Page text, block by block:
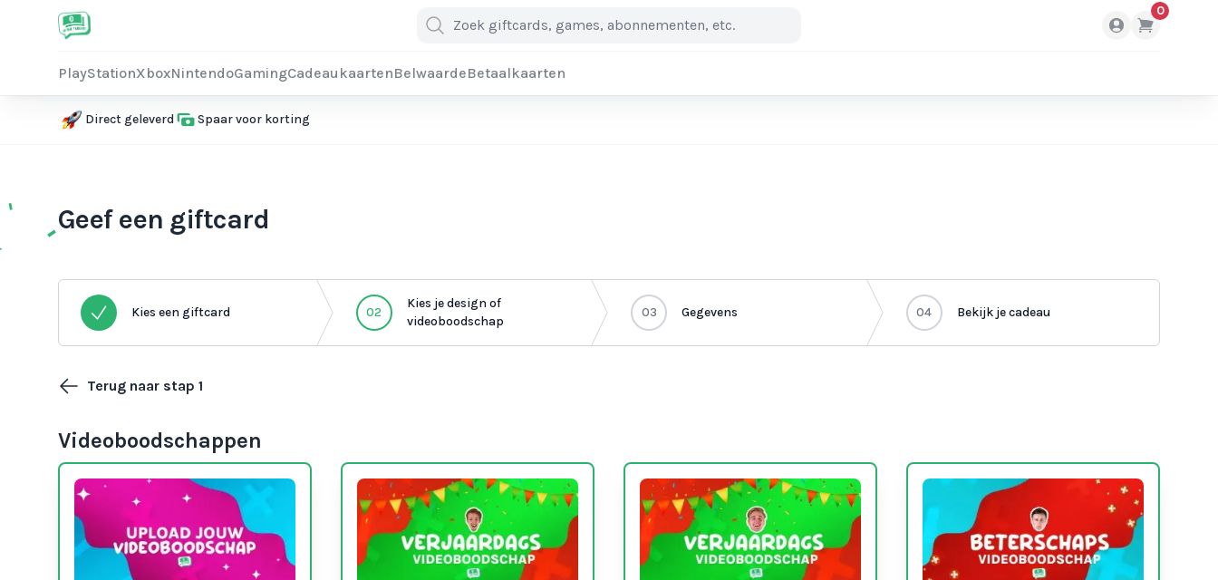
0
PlayStationXboxNintendoGamingCadeaukaartenBelwaardeBetaalkaarten
Direct geleverd Spaar voor korting
Geef een giftcard
Kies een giftcard 02
Kies je design of
videoboodschap
03 Gegevens 04 Bekijk je cadeau
Terug naar stap 1
Videoboodschappen